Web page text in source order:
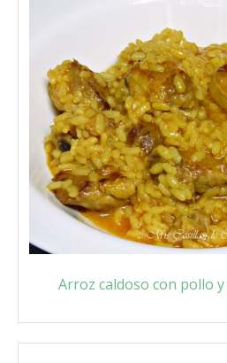
Arroz caldoso con pollo